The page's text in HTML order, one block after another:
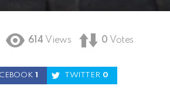
614 Views 0 Votes
1 TWITTER 0